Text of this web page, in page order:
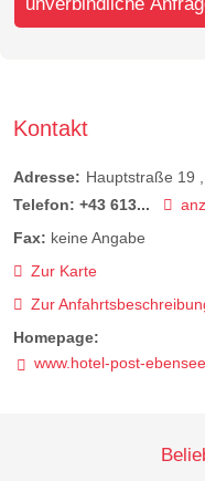
Kontakt
Adresse: Hauptstraße 19
Telefon: +43 613...
Fax: keine Angabe
Zur Karte
Zur
Homepage:
www.hotel-post-